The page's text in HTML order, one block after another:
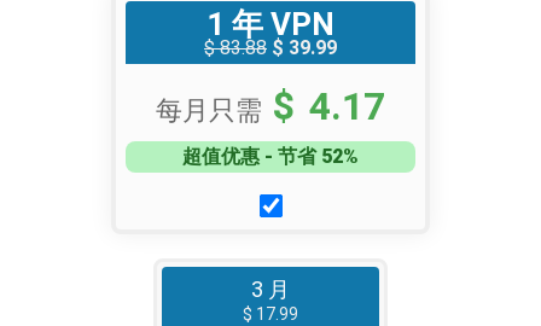
1 年 VPN
$ 83.88 $ 39.99
每月只需 $ 4.17
超值优惠 - 节省 52%
3 月
$ 17.99